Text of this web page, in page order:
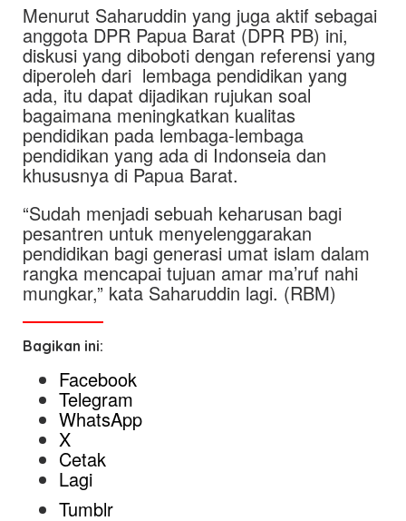
Menurut Saharuddin yang juga aktif sebagai
anggota DPR Papua Barat (DPR PB) ini,
diskusi yang diboboti dengan referensi yang
diperoleh dari lembaga pendidikan yang
ada, itu dapat dijadikan rujukan soal
bagaimana meningkatkan kualitas
pendidikan pada lembaga-lembaga
pendidikan yang ada di Indonseia dan
khususnya di Papua Barat.
“Sudah menjadi sebuah keharusan bagi
pesantren untuk menyelenggarakan
pendidikan bagi generasi umat islam dalam
rangka mencapai tujuan amar ma’ruf nahi
mungkar,” kata Saharuddin lagi. (RBM)
Bagikan ini:
Facebook
Telegram
WhatsApp
X
Cetak
Lagi
Tumblr